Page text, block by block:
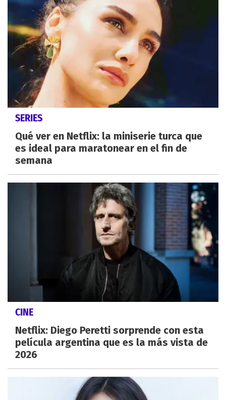
SERIES
Qué ver en Netflix: la miniserie turca que
es ideal para maratonear en el fin de
semana
CINE
Netflix: Diego Peretti sorprende con esta
película argentina que es la más vista de
2026